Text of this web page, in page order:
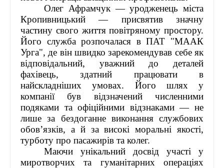
Олег Афрамчук — уродженець міста
Кропивницький — присвятив значну
частину свого життя повітряному простору.
Його служба розпочалася в ПАТ "МААК
Урга", де він швидко зарекомендував себе як
відповідальний, уважний до деталей
фахівець, здатний працювати в
найскладніших умовах. Його шлях у
компанії був відзначений численними
подяками та офіційними відзнаками — не
лише за бездоганне виконання службових
обов’язків, а й за високі моральні якості,
турботу про пасажирів та колег.
Маючи унікальний досвід участі у
миротворчих та гуманітарних операціях